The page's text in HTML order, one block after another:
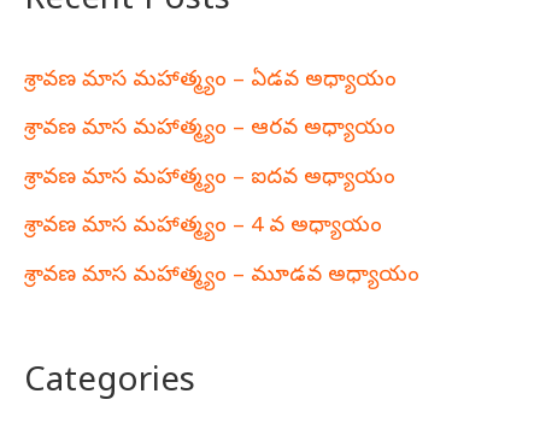
శ్రావణ మాస మహాత్మ్యం – ఏడవ అధ్యాయం
శ్రావణ మాస మహాత్మ్యం – ఆరవ అధ్యాయం
శ్రావణ మాస మహాత్మ్యం – ఐదవ అధ్యాయం
శ్రావణ మాస మహాత్మ్యం – 4 వ అధ్యాయం
శ్రావణ మాస మహాత్మ్యం – మూడవ అధ్యాయం
Categories